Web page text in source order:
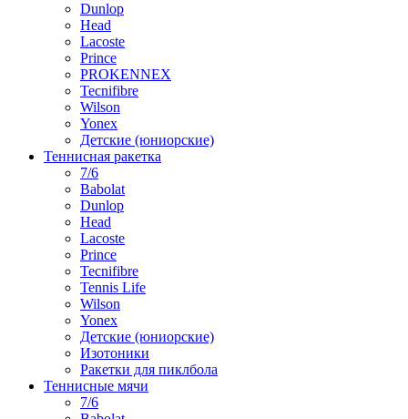
Dunlop
Head
Lacoste
Prince
PROKENNEX
Tecnifibre
Wilson
Yonex
Детские (юниорские)
Теннисная ракетка
7/6
Babolat
Dunlop
Head
Lacoste
Prince
Tecnifibre
Tennis Life
Wilson
Yonex
Детские (юниорские)
Изотоники
Ракетки для пиклбола
Теннисные мячи
7/6